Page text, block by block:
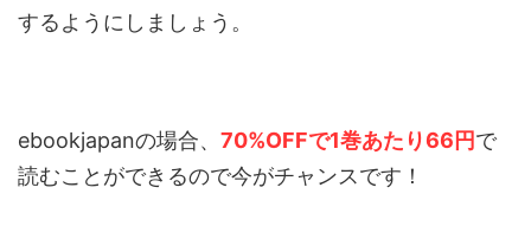
するようにしましょう。
ebookjapanの場合、 70%OFFで1巻あたり66円で
読むことができるので今がチャンスです！